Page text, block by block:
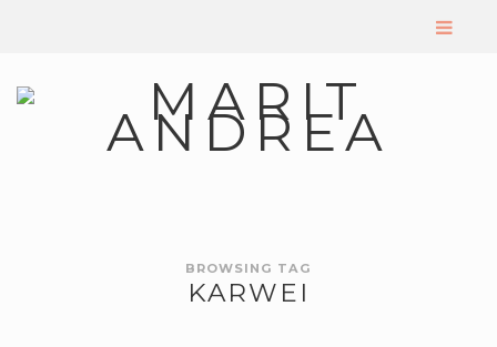
BROWSING TAG
KARWEI